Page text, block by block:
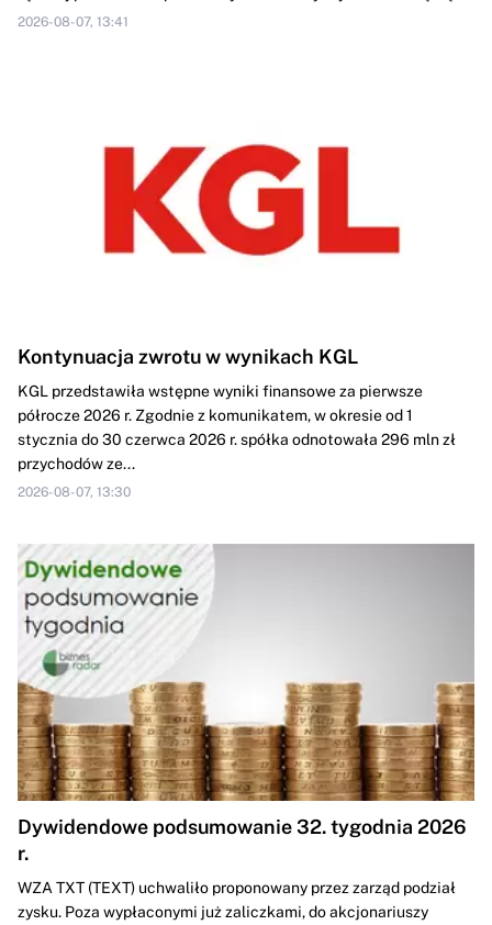
2026-08-07, 13:41
Kontynuacja zwrotu w wynikach KGL
KGL przedstawiła wstępne wyniki finansowe za pierwsze
półrocze 2026 r. Zgodnie z komunikatem, w okresie od 1
stycznia do 30 czerwca 2026 r. spółka odnotowała 296 mln zł
przychodów ze...
2026-08-07, 13:30
Dywidendowe podsumowanie 32. tygodnia 2026
r.
WZA TXT (TEXT) uchwaliło proponowany przez zarząd podział
zysku. Poza wypłaconymi już zaliczkami, do akcjonariuszy